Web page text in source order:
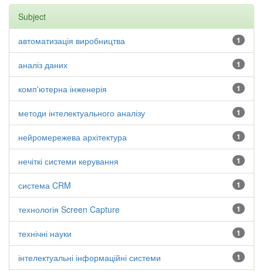
Subject
1
автоматизація виробництва
1
аналіз даних
1
комп'ютерна інженерія
1
методи інтелектуального аналізу
1
нейромережева архітектура
1
нечіткі системи керування
1
система CRM
1
технологія Screen Capture
1
технічні науки
1
інтелектуальні інформаційні системи